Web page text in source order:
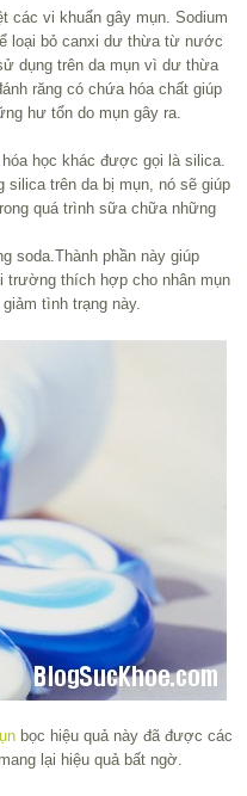
các vi khuẩn gây mụn. Sodium
loại bỏ canxi dư thừa từ nước
dụng trên da mụn vì dư thừa
răng có chứa hóa chất giúp
hư tổn do mụn gây ra.
học khác được gọi là silica.
silica trên da bị mụn, nó sẽ giúp
quá trình sữa chữa những
soda.Thành phần này giúp
trường thích hợp cho nhân mụn
tình trạng này.
bọc hiệu quả này đã được các
lại hiệu quả bất ngờ.